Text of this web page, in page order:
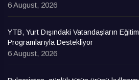
6 August, 2026
YTB, Yurt Dışındaki Vatandaşların
Programlarıyla Destekliyor
6 August, 2026